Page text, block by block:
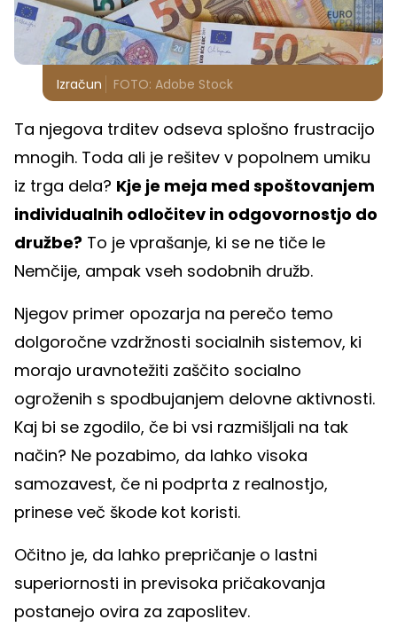
Izračun FOTO: Adobe Stock
Ta njegova trditev odseva splošno frustracijo
mnogih. Toda ali je rešitev v popolnem umiku
iz trga dela? Kje je meja med spoštovanjem
individualnih odločitev in odgovornostjo do
družbe? To je vprašanje, ki se ne tiče le
Nemčije, ampak vseh sodobnih družb.
Njegov primer opozarja na perečo temo
dolgoročne vzdržnosti socialnih sistemov, ki
morajo uravnotežiti zaščito socialno
ogroženih s spodbujanjem delovne aktivnosti.
Kaj bi se zgodilo, če bi vsi razmišljali na tak
način? Ne pozabimo, da lahko visoka
samozavest, če ni podprta z realnostjo,
prinese več škode kot koristi.
Očitno je, da lahko prepričanje o lastni
superiornosti in previsoka pričakovanja
postanejo ovira za zaposlitev.